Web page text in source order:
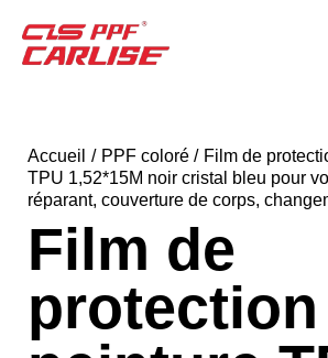
Accueil PPF coloré
Film de
TPU 1,52*15M noir cristal bleu pour
réparant, couverture de corps,
Film de
protection